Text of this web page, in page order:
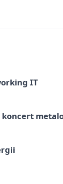
IT
koncert